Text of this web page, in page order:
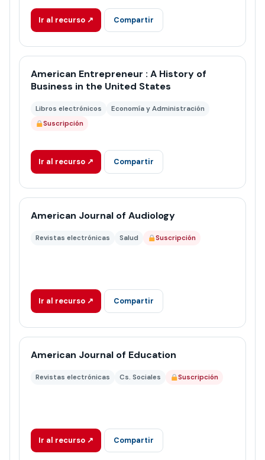
Ir al recurso ↗ Compartir
American Entrepreneur : A History of
Business in the United States
Libros electrónicos
Economía y Administración
Suscripción
Ir al recurso ↗ Compartir
American Journal of Audiology
Revistas electrónicas Salud Suscripción
Ir al recurso ↗ Compartir
American Journal of Education
Revistas electrónicas Cs. Sociales Suscripción
Ir al recurso ↗ Compartir